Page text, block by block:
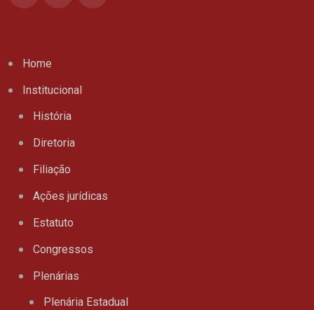
Home
Institucional
História
Diretoria
Filiação
Ações jurídicas
Estatuto
Congressos
Plenárias
Plenária Estadual